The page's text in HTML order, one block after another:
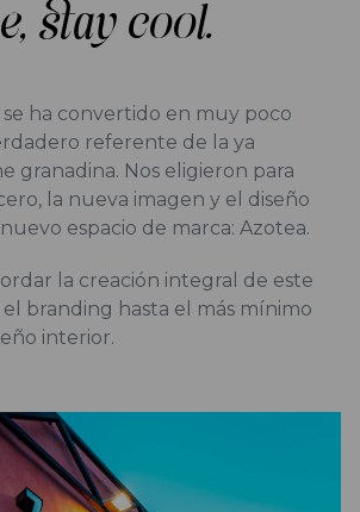
stay cool.
ha convertido en muy poco
referente de la ya
granadina. Nos eligieron para
la nueva imagen y el diseño
espacio de marca: Azotea.
la creación integral de este
branding hasta el más mínimo
interior.